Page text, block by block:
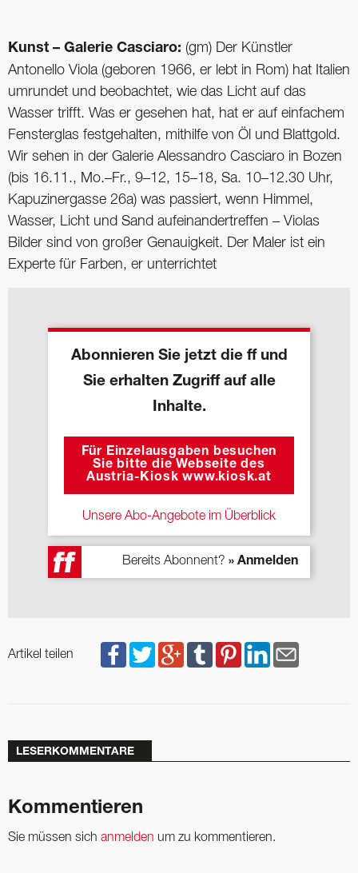
Kunst – Galerie Casciaro: (gm) Der Künstler
Antonello Viola (geboren 1966, er lebt in Rom) hat Italien
umrundet und beobachtet, wie das Licht auf das
Wasser trifft. Was er gesehen hat, hat er auf einfachem
Fensterglas festgehalten, mithilfe von Öl und Blattgold.
Wir sehen in der Galerie Alessandro Casciaro in Bozen
(bis 16.11., Mo.–Fr., 9–12, 15–18, Sa. 10–12.30 Uhr,
Kapuzinergasse 26a) was passiert, wenn Himmel,
Wasser, Licht und Sand aufeinandertreffen – Violas
Bilder sind von großer Genauigkeit. Der Maler ist ein
Experte für Farben, er unterrichtet
Abonnieren Sie jetzt die ff und
Sie erhalten Zugriff auf alle
Inhalte.
Für Einzelausgaben besuchen
Sie bitte die Webseite des
Austria-Kiosk www.kiosk.at
Unsere Abo-Angebote im Überblick
Bereits Abonnent? » Anmelden
Artikel teilen
LESERKOMMENTARE
Kommentieren
Sie müssen sich anmelden um zu kommentieren.